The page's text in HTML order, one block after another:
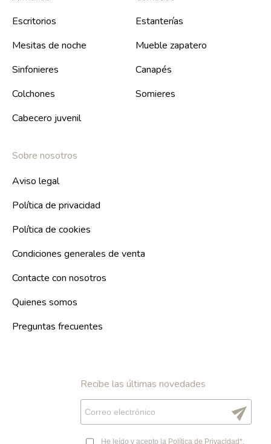
Escritorios
Estanterías
Mesitas de noche
Mueble zapatero
Sinfonieres
Canapés
Colchones
Somieres
Cabecero juvenil
Sobre nosotros
Aviso legal
Política de privacidad
Política de cookies
Condiciones generales de venta
Contacte con nosotros
Quienes somos
Preguntas frecuentes
Recibe las últimas novedades
send
He leído y acepto la Política de Privacidad*,